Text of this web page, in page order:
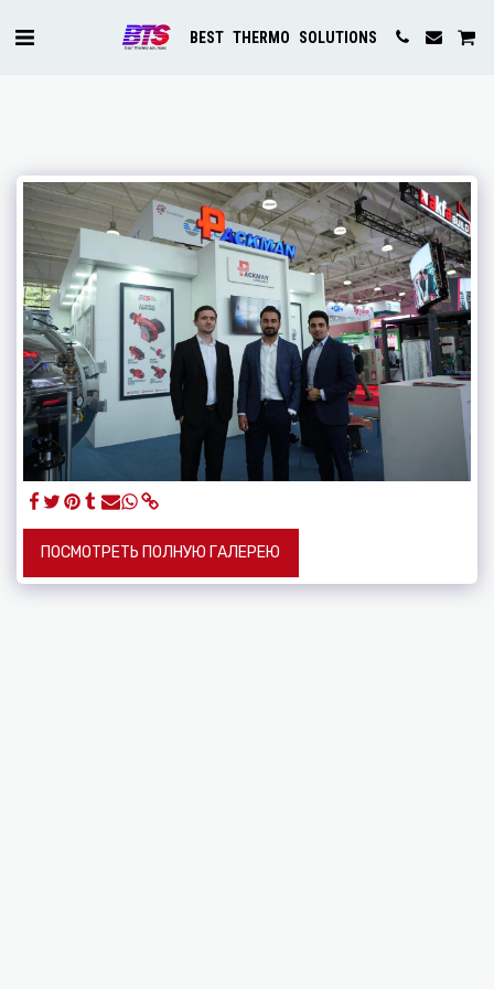
BEST THERMO SOLUTIONS
ПОСМОТРЕТЬ ПОЛНУЮ ГАЛЕРЕЮ